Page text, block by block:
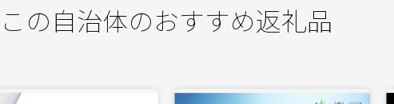
この自治体のおすすめ返礼品